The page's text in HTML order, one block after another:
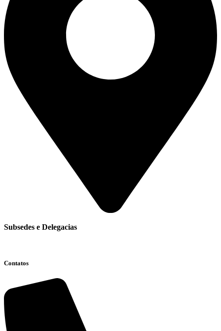
Subsedes e Delegacias
Contatos